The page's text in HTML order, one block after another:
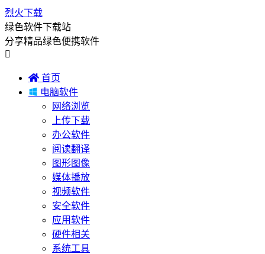
烈火下载
绿色软件下载站
分享精品绿色便携软件

 首页
 电脑软件
网络浏览
上传下载
办公软件
阅读翻译
图形图像
媒体播放
视频软件
安全软件
应用软件
硬件相关
系统工具